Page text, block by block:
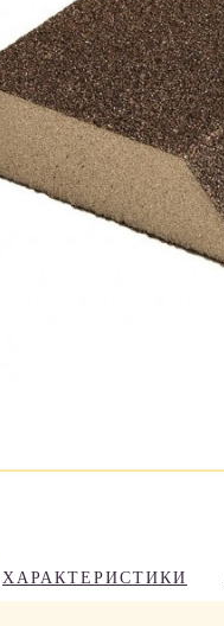
ХАРАКТЕРИСТИКИ